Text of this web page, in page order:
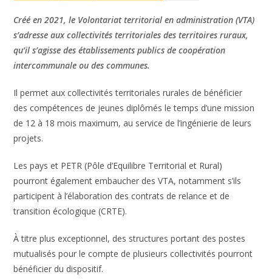
Créé en 2021, le Volontariat territorial en administration (VTA)
s’adresse aux collectivités territoriales des territoires ruraux,
qu’il s’agisse des établissements publics de coopération
intercommunale ou des communes.
Il permet aux collectivités territoriales rurales de bénéficier
des compétences de jeunes diplômés le temps d’une mission
de 12 à 18 mois maximum, au service de l’ingénierie de leurs
projets.
Les pays et PETR (Pôle d’Equilibre Territorial et Rural)
pourront également embaucher des VTA, notamment s’ils
participent à l’élaboration des contrats de relance et de
transition écologique (CRTE).
À titre plus exceptionnel, des structures portant des postes
mutualisés pour le compte de plusieurs collectivités pourront
bénéficier du dispositif.